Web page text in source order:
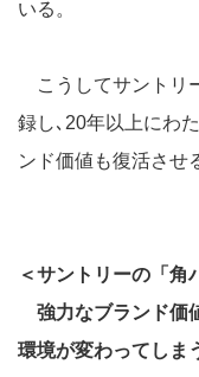
いる。
こうしてサントリ
録し､20年以上にわ
ンド価値も復活させ
＜サントリーの「角
強力なブランド価
環境が変わってしま